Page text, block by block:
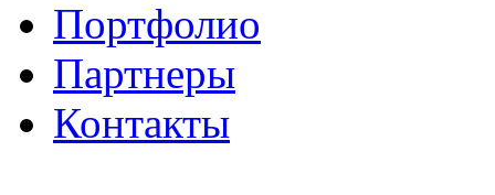
Портфолио
Партнеры
Контакты